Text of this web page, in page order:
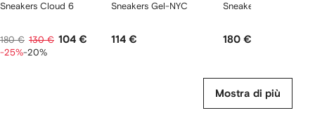
Sneakers Cloud 6
180 € 130 € 104 €
-25%-20%
Sneakers Gel-NYC
114 €
Sneakers Bondi 9
180 €
Mostra di più